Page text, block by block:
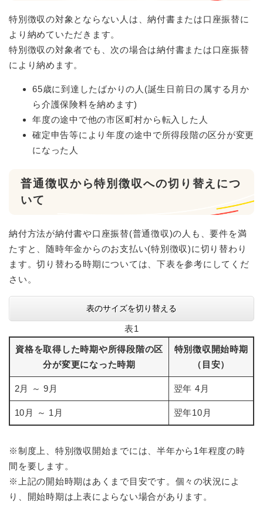
特別徴収の対象とならない人は、納付書または口座振替に
より納めていただきます。
特別徴収の対象者でも、次の場合は納付書または口座振替
により納めます。
65歳に到達したばかりの人(誕生日前日の属する月か
ら介護保険料を納めます)
年度の途中で他の市区町村から転入した人
確定申告等により年度の途中で所得段階の区分が変更
になった人
普通徴収から特別徴収への切り替えにつ
いて
納付方法が納付書や口座振替(普通徴収)の人も、要件を満
たすと、随時年金からのお支払い(特別徴収)に切り替わり
ます。切り替わる時期については、下表を参考にしてくだ
さい。
表のサイズを切り替える
表1
資格を取得した時期や所得段階の区
分が変更になった時期
特別徴収開始時期
（目安）
2月 ～ 9月 翌年 4月
10月 ～ 1月 翌年10月
※制度上、特別徴収開始までには、半年から1年程度の時
間を要します。
※上記の開始時期はあくまで目安です。個々の状況によ
り、開始時期は上表によらない場合があります。